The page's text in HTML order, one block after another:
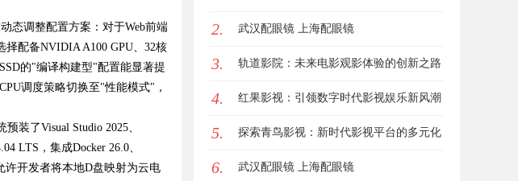
态调整配置方案：对于Web前端
配备NVIDIA A100 GPU、32核
的"编译构建型"配置能显著提
调度策略切换至"性能模式"，
装了Visual Studio 2025、
LTS，集成Docker 26.0、
许开发者将本地D盘映射为云电
与优势
2. 武汉配眼镜 上海配眼镜
3. 轨道影院：未来电影观影体验的创新之路
4. 红果影视：引领数字时代影视娱乐新风潮
的多元化平台
5. 探索青鸟影视：新时代影视平台的多元化
发展与未来趋势
6. 武汉配眼镜 上海配眼镜